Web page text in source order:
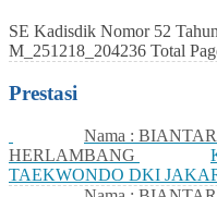
SE Kadisdik Nomor 52
M_251218_204236 Total
Prestasi
Nama :
HERLAMBANG
TAEKWONDO DKI